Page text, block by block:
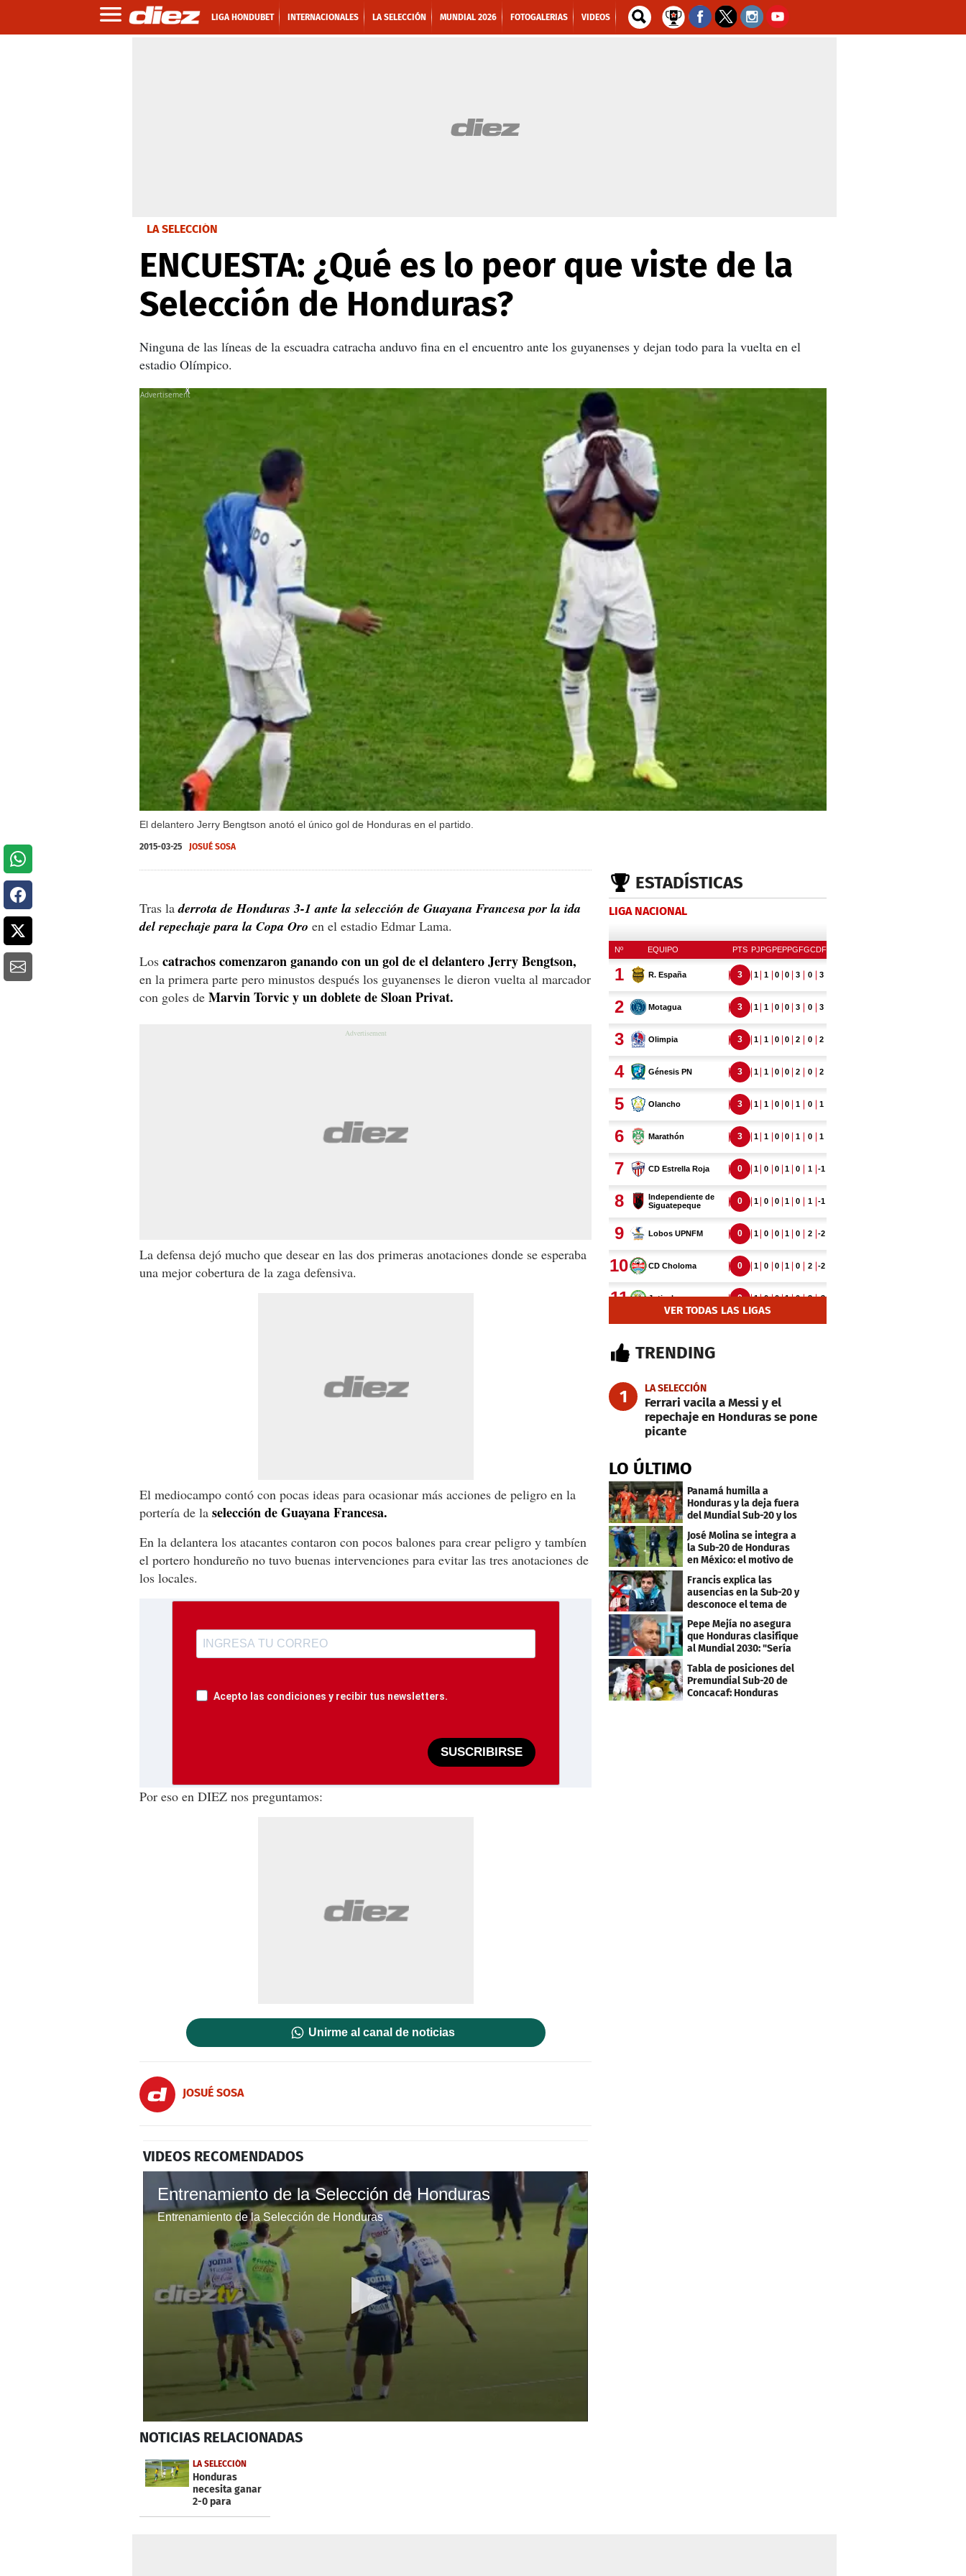
LIGA HONDUBET INTERNACIONALES LA SELECCIÓN MUNDIAL 2026 FOTOGALERIAS VIDEOS
LA SELECCIÓN
ENCUESTA: ¿Qué es lo peor que viste de la
Selección de Honduras?
Ninguna de las líneas de la escuadra catracha anduvo fina en el encuentro ante los guyanenses y dejan todo para la vuelta en el
estadio Olímpico.
El delantero Jerry Bengtson anotó el único gol de Honduras en el partido.
X
2015-03-25 JOSUÉ SOSA
Tras laderrota de Honduras 3-1 ante la selección de Guayana Francesa por la ida
del repechaje para la Copa Oro en el estadio Edmar Lama.
Los catrachos comenzaron ganando con un gol de el delantero Jerry Bengtson,
en la primera parte pero minustos después los guyanenses le dieron vuelta al marcador
con goles de Marvin Torvic y un doblete de Sloan Privat.
La defensa dejó mucho que desear en las dos primeras anotaciones donde se esperaba
una mejor cobertura de la zaga defensiva.
El mediocampo contó con pocas ideas para ocasionar más acciones de peligro en la
portería de la selección de Guayana Francesa.
En la delantera los atacantes contaron con pocos balones para crear peligro y tambíen
el portero hondureño no tuvo buenas intervenciones para evitar las tres anotaciones de
los locales.
Acepto las condiciones y recibir tus newsletters.
SUSCRIBIRSE
Por eso en DIEZ nos preguntamos:
Unirme al canal de noticias
JOSUÉ SOSA
VIDEOS RECOMENDADOS
Entrenamiento de la Selección de Honduras
Entrenamiento de la Selección de Honduras
seconds
1
minute,
32
Volume
NOTICIAS RELACIONADAS
LA SELECCIÓN
Honduras
necesita ganar
2-0 para
clasificar a
ESTADÍSTICAS
LIGA NACIONAL
VER TODAS LAS LIGAS
TRENDING
1 LA SELECCIÓN
Ferrari vacila a Messi y el
repechaje en Honduras se pone
picante
LO ÚLTIMO
Panamá humilla a
Honduras y la deja fuera
del Mundial Sub-20 y los
Juegos Olímpicos
José Molina se integra a
la Sub-20 de Honduras
en México: el motivo de
su viaje
Francis explica las
ausencias en la Sub-20 y
desconoce el tema de
los tiktokers
Pepe Mejía no asegura
que Honduras clasifique
al Mundial 2030: "Sería
mentir"
Tabla de posiciones del
Premundial Sub-20 de
Concacaf: Honduras